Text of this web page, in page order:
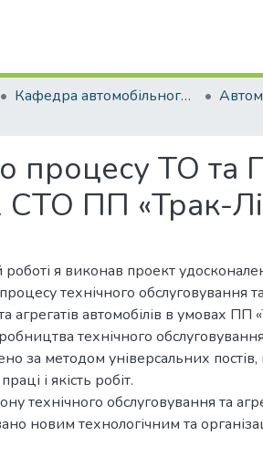
Кафедра автомобільного транспорту
процесу ТО та
СТО ПП «Трак-
роботі я виконав проект
технічного обслуговування
агрегатів автомобілів в умовах ПП
технічного
за методом універсальних
і якість робіт.
технічного обслуговування та
новим технологічним та